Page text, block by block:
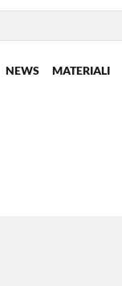
NEWS MATERIALI